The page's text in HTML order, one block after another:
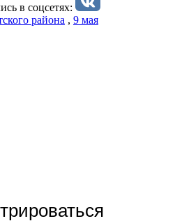
в соцсетях:
района , 9 мая